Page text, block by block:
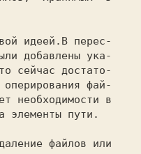
идеей.В перес-
добавлены ука-
сейчас достато-
фай-
необходимости в
элементы пути.
файлов или